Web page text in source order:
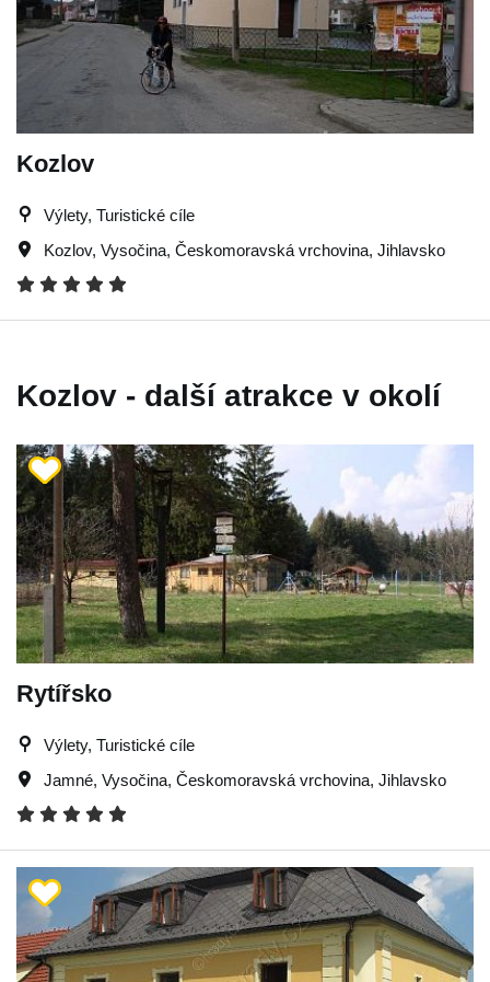
Kozlov
Výlety, Turistické cíle
Kozlov, Vysočina, Českomoravská vrchovina, Jihlavsko
Kozlov - další atrakce v okolí
Rytířsko
Výlety, Turistické cíle
Jamné, Vysočina, Českomoravská vrchovina, Jihlavsko